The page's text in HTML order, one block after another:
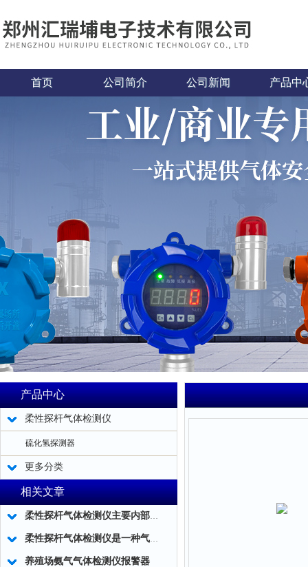
首页 公司简介 公司新闻 产品中
产品中心
柔性探杆气体检测仪
硫化氢探测器
更多分类
相关文章
柔性探杆气体检测仪主要内部结构简述
柔性探杆气体检测仪是一种气体泄露浓度检测的仪器仪表工具
养殖场氨气气体检测仪报警器